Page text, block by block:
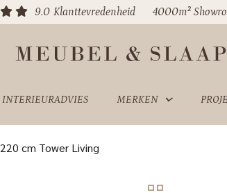
9.0 Klanttevredenheid 4000m²
INTERIEURADVIES MERKEN
cm Tower Living